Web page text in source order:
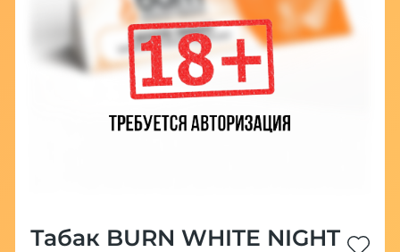
Табак BURN WHITE NIGHT